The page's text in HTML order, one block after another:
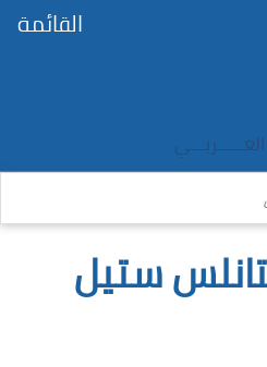
ستيل
القائمة